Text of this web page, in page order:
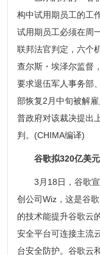
构中试用期员工的工
试用期员工必须在周
联邦法官判定，六个
查尔斯・埃泽尔监督
要求退伍军人事务部
部恢复2月中旬被解
普政府对该裁决提出
判。(CHIMA编译)
谷歌拟320亿美元
3月18日，谷歌宣
创公司Wiz，这是谷
的技术能提升谷歌云
安全平台可连接主流
台安全防护。谷歌云